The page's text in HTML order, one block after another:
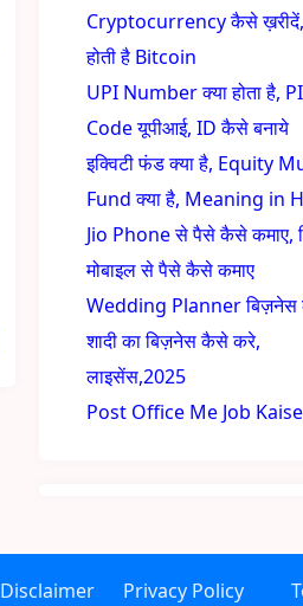
Cryptocurrency कैसे ख़रीदें,
होती है Bitcoin
UPI Number क्या होता है,
Code यूपीआई, ID कैसे बनाये
इक्विटी फंड क्या है, Equity
Fund क्या है, Meaning in
Jio Phone से पैसे कैसे कमाए,
मोबाइल से पैसे कैसे कमाए
Wedding Planner
शादी का बिज़नेस कैसे करे,
लाइसेंस,2025
Post Office Me Job
Disclaimer Privacy Policy